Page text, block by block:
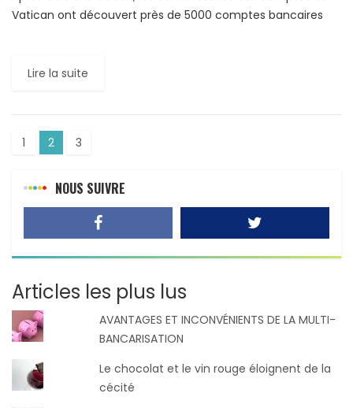
Vatican ont découvert près de 5000 comptes bancaires
Lire la suite
1 2 3
NOUS SUIVRE
Articles les plus lus
AVANTAGES ET INCONVÉNIENTS DE LA MULTI-
BANCARISATION
Le chocolat et le vin rouge éloignent de la
cécité